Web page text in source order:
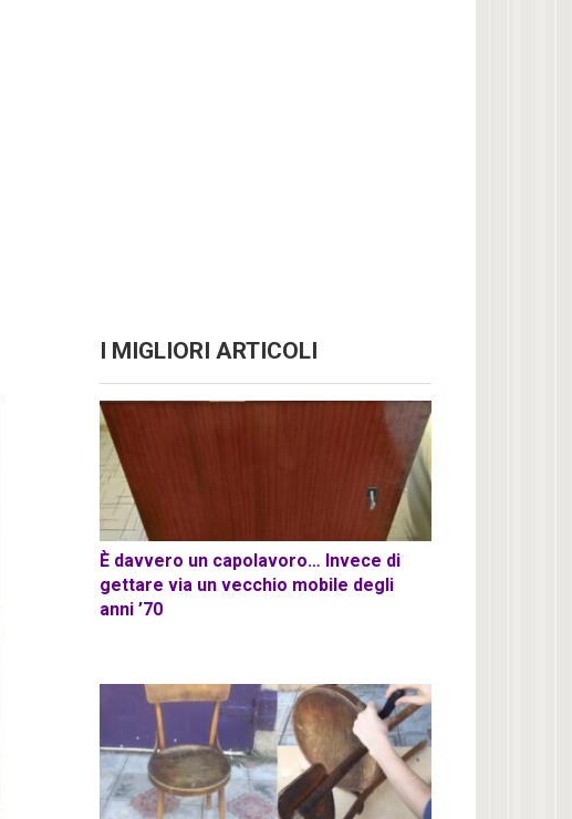
I MIGLIORI ARTICOLI
È davvero un capolavoro… Invece di
gettare via un vecchio mobile degli
anni ’70